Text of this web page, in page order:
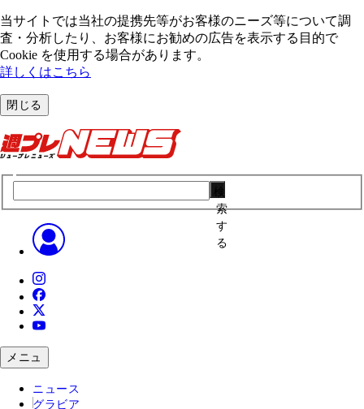
当サイトでは当社の提携先等がお客様のニーズ等について調
査・分析したり、お客様にお勧めの広告を表⽰する⽬的で
Cookie を使⽤する場合があります。
詳しくはこちら
閉じる
索
す
る
メニュ
ニュース
グラビア